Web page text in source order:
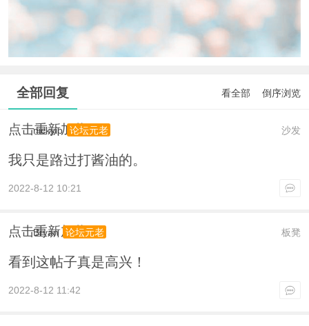
全部回复 看全部 倒序浏览
点击重新加载 沙发
nickyip 论坛元老
我只是路过打酱油的。
2022-8-12 10:21
点击重新加载 板凳
Bryan 论坛元老
看到这帖子真是高兴！
2022-8-12 11:42